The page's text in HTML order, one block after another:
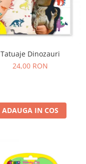
Tatuaje Dinozauri
24,00 RON
ADAUGA IN COS